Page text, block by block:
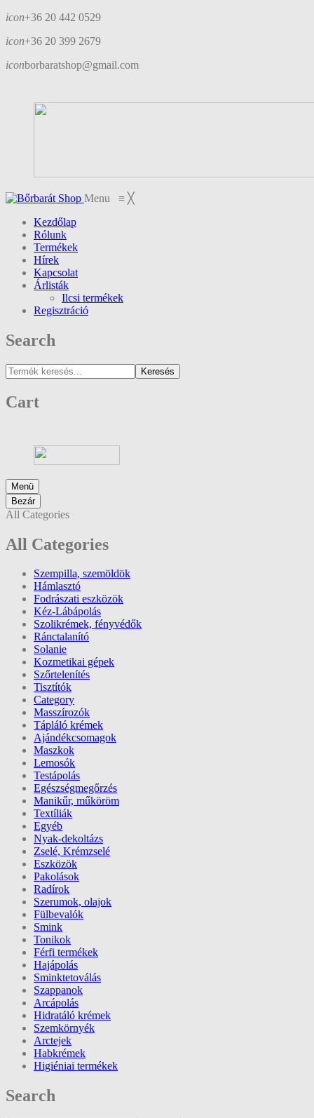
icon+36 20 442 0529
icon+36 20 399 2679
iconborbaratshop@gmail.com
Menu ≡ ╳
Kezdőlap
Rólunk
Termékek
Hírek
Kapcsolat
Árlisták
Ilcsi termékek
Regisztráció
Search
Keresés
Cart
Menü
Bezár
All Categories
All Categories
Szempilla, szemöldök
Hámlasztó
Fodrászati eszközök
Kéz-Lábápolás
Szolikrémek, fényvédők
Ránctalanító
Solanie
Kozmetikai gépek
Szőrtelenítés
Tisztítók
Category
Masszírozók
Tápláló krémek
Ajándékcsomagok
Maszkok
Lemosók
Testápolás
Egészségmegőrzés
Manikűr, műköröm
Textíliák
Egyéb
Nyak-dekoltázs
Zselé, Krémzselé
Eszközök
Pakolások
Radírok
Szerumok, olajok
Fülbevalók
Smink
Tonikok
Férfi termékek
Hajápolás
Sminktetoválás
Szappanok
Arcápolás
Hidratáló krémek
Szemkörnyék
Arctejek
Habkrémek
Higiéniai termékek
Search